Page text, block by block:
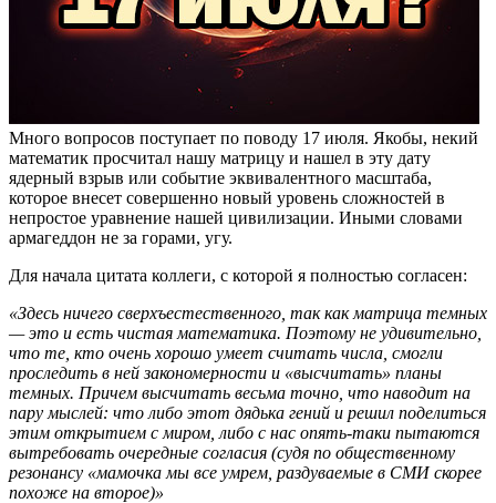
Много вопросов поступает по поводу 17 июля. Якобы, некий
математик просчитал нашу матрицу и нашел в эту дату
ядерный взрыв или событие эквивалентного масштаба,
которое внесет совершенно новый уровень сложностей в
непростое уравнение нашей цивилизации. Иными словами
армагеддон не за горами, угу.
Для начала цитата коллеги, с которой я полностью согласен:
«Здесь ничего сверхъестественного, так как матрица темных
— это и есть чистая математика. Поэтому не удивительно,
что те, кто очень хорошо умеет считать числа, смогли
проследить в ней закономерности и «высчитать» планы
темных. Причем высчитать весьма точно, что наводит на
пару мыслей: что либо этот дядька гений и решил поделиться
этим открытием с миром, либо с нас опять-таки пытаются
вытребовать очередные согласия (судя по общественному
резонансу «мамочка мы все умрем, раздуваемые в СМИ скорее
похоже на второе)»